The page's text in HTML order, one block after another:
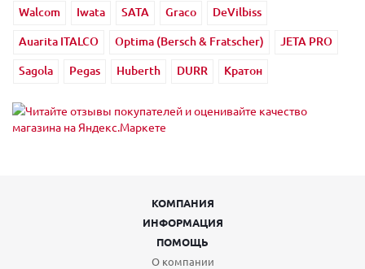
Walcom
Iwata SATA Graco
DeVilbiss
Auarita ITALCO
Optima (Bersch & Fratscher)
JETA PRO
Sagola
Pegas Huberth DURR Кратон
КОМПАНИЯ
ИНФОРМАЦИЯ
ПОМОЩЬ
О компании